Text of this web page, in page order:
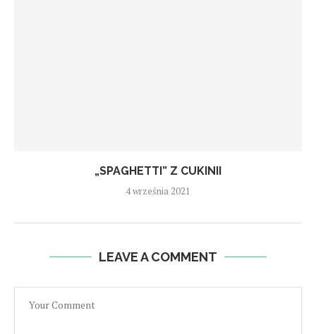
„SPAGHETTI” Z CUKINII
4 września 2021
LEAVE A COMMENT